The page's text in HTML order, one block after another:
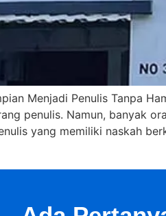
Menjadi Penulis Tanpa
penulis. Namun, banyak
yang memiliki naskah